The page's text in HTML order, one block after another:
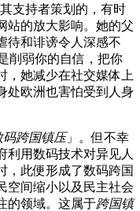
支持者策划的，有时
站的放大影响。她的父
待和诽谤令人深感不
削弱你的自信，把你
，她减少在社交媒体上
处欧洲也害怕受到人身
码跨国镇压」。但不幸
利用数码技术对异见人
，此便形成了数码跨国
空间缩小以及民主社会
的领域。这属于跨国镇